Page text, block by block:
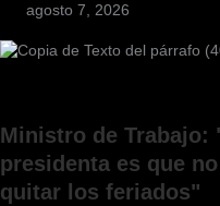
agosto 7, 2026
Ministro de
presidenta es que
quitar los feriados"